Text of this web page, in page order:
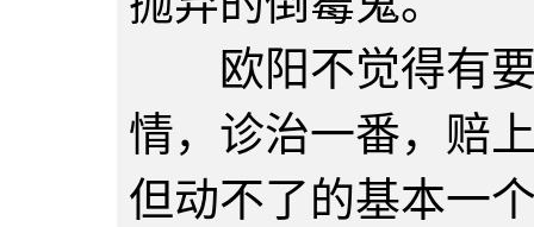
欧阳不觉得有要
情，诊治一番，赔
但动不了的基本一